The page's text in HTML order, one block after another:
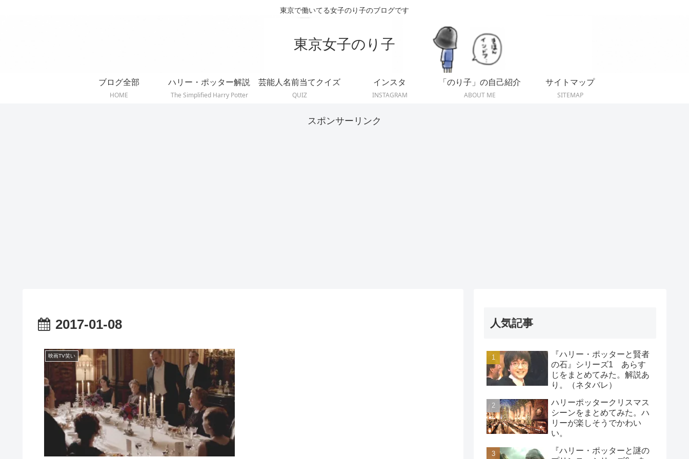
東京で働いてる女子のり子のブログです
東京女子のり子
ブログ全部
HOME
ハリー・ポッター解説
The Simplified Harry Potter
芸能人名前当てクイズ
QUIZ
インスタ
INSTAGRAM
「のり子」の自己紹介
ABOUT ME
サイトマップ
SITEMAP
スポンサーリンク
2017-01-08
映画TV笑い
人気記事
『ハリー・ポッターと賢者
の石』シリーズ1 あらす
じをまとめてみた。解説あ
り。（ネタバレ）
ハリーポッタークリスマス
シーンをまとめてみた。ハ
リーが楽しそうでかわい
い。
『ハリー・ポッターと謎の